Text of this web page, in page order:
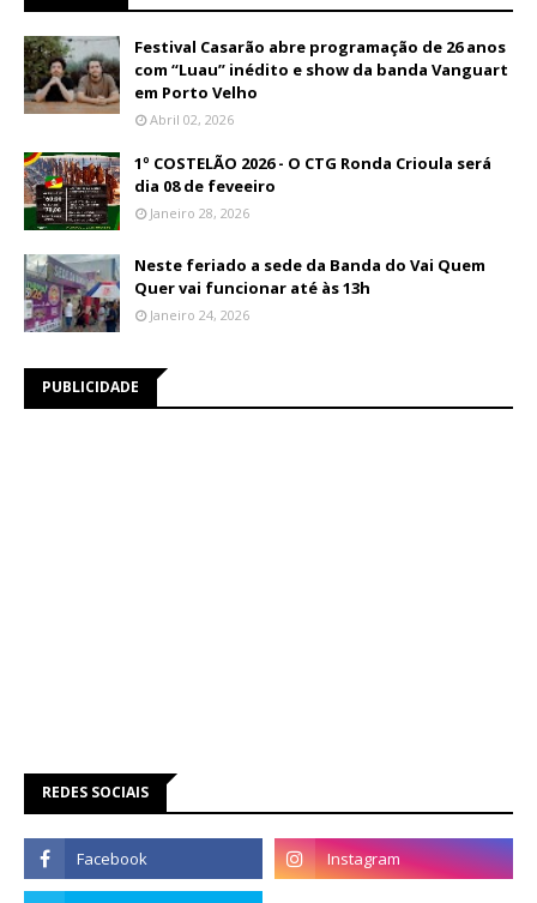
Festival Casarão abre programação de 26 anos
com “Luau” inédito e show da banda Vanguart
em Porto Velho
Abril 02, 2026
1º COSTELÃO 2026 - O CTG Ronda Crioula será
dia 08 de feveeiro
Janeiro 28, 2026
Neste feriado a sede da Banda do Vai Quem
Quer vai funcionar até às 13h
Janeiro 24, 2026
PUBLICIDADE
REDES SOCIAIS